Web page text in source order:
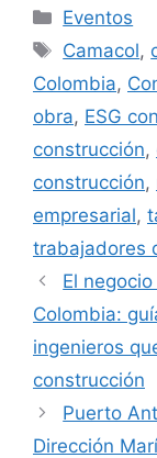
Categorías
Eventos
Etiquetas
Camacol,
Colombia,
obra, ESG
construcción,
construcción,
empresarial,
trabajadores
El
Colombia:
ingenieros
construcción
Puerto
Dirección